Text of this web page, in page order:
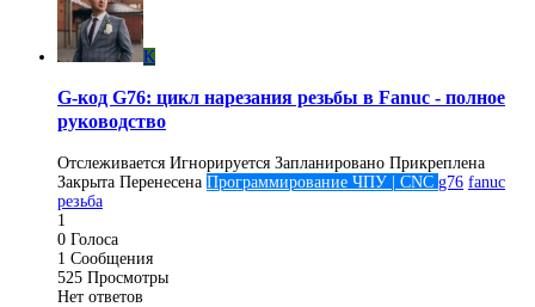
K
G-код G76: цикл нарезания резьбы в Fanuc - полное
руководство
Отслеживается Игнорируется Запланировано Прикреплена
Закрыта Перенесена Программирование ЧПУ | CNC g76 fanuc
резьба
1
0 Голоса
1 Сообщения
525 Просмотры
Нет ответов